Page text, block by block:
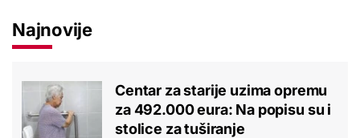
Najnovije
Centar za starije uzima opremu
za 492.000 eura: Na popisu su i
stolice za tuširanje